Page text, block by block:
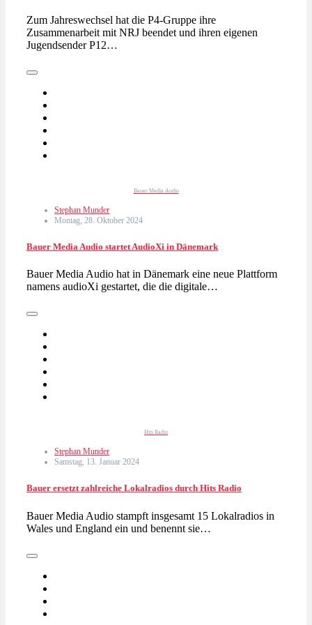
Zum Jahreswechsel hat die P4-Gruppe ihre
Zusammenarbeit mit NRJ beendet und ihren eigenen
Jugendsender P12…
Bauer Media Audio
Stephan Munder
Montag, 28. Oktober 2024
Bauer Media Audio startet AudioXi in Dänemark
Bauer Media Audio hat in Dänemark eine neue Plattform
namens audioXi gestartet, die die digitale…
Hits Radio
Stephan Munder
Samstag, 13. Januar 2024
Bauer ersetzt zahlreiche Lokalradios durch Hits Radio
Bauer Media Audio stampft insgesamt 15 Lokalradios in
Wales und England ein und benennt sie…